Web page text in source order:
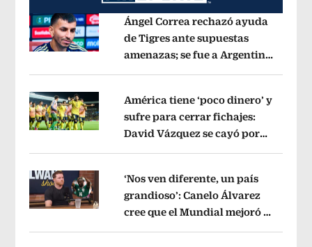
Opens in new window
Ángel Correa rechazó ayuda
de Tigres ante supuestas
amenazas; se fue a Argentina
Opens in new window
América tiene ‘poco dinero’ y
sufre para cerrar fichajes:
David Vázquez se cayó por
Opens in new window
‘Nos ven diferente, un país
grandioso’: Canelo Álvarez
cree que el Mundial mejoró la